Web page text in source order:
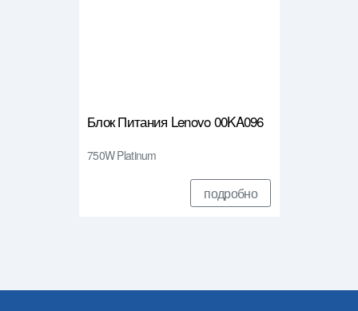
Блок Питания Lenovo 00KA096
750W Platinum
подробно